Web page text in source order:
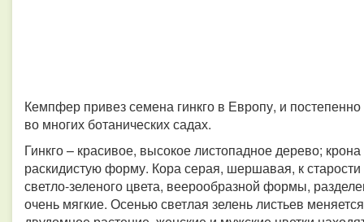
Кемпфер привез семена гинкго в Европу, и
во многих ботанических садах.
Гинкго – красивое, высокое листопадное дерево;
раскидистую форму. Кора серая, шершавая, к
светло-зеленого цвета, веерообразной формы,
очень мягкие. Осенью светлая зелень листьев